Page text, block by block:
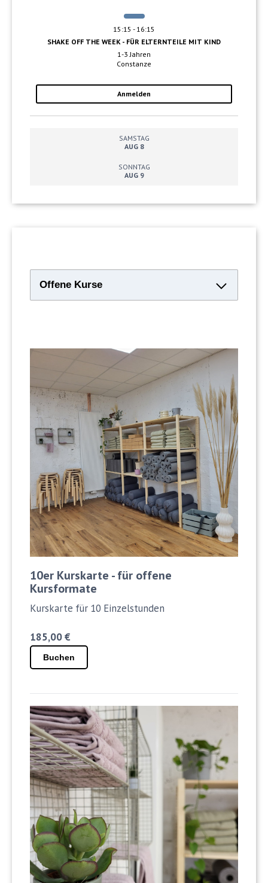
15:15 - 16:15
SHAKE OFF THE WEEK - FÜR ELTERNTEILE MIT KIND
1-3 Jahren
Constanze
Anmelden
SAMSTAG
AUG 8
SONNTAG
AUG 9
10er Kurskarte - für offene
Kursformate
Kurskarte für 10 Einzelstunden
185,00 €
Buchen